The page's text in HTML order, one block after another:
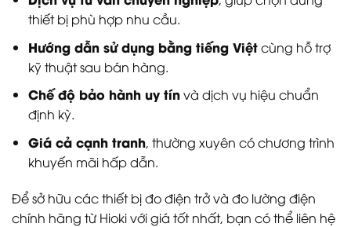
thiết bị phù hợp nhu cầu.
Hướng dẫn sử dụng bằng tiếng Việtcùng hỗ trợ
kỹ thuật sau bán hàng.
Chế độ bảo hành uy tínvà dịch vụ hiệu chuẩn
định kỳ.
Giá cả cạnh tranh, thường xuyên có chương trình
khuyến mãi hấp dẫn.
Để sở hữu các thiết bị đo điện trở và đo lường điện
chính hãng từ Hioki với giá tốt nhất, bạn có thể liên hệ